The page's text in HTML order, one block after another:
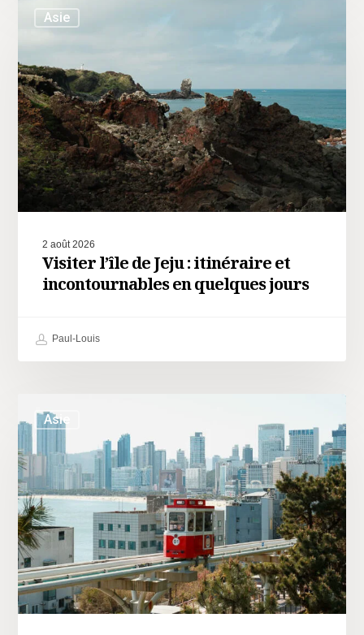
Asie
2 août 2026
Visiter l’île de Jeju : itinéraire et
incontournables en quelques jours
Paul-Louis
Asie